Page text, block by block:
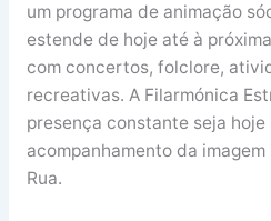
um programa de animação
estende de hoje até à
com concertos, folclore,
recreativas. A Filarmónica
presença constante seja
acompanhamento da
Rua.